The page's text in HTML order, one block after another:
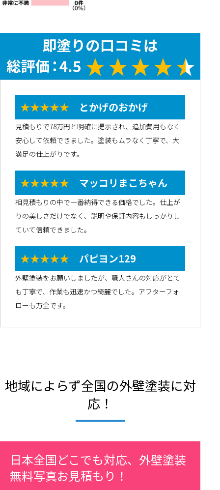
★★★★★ とかげのおかげ
見積もりで78万円と明確に提示され、追加費用もなく
安心して依頼できました。塗装もムラなく丁寧で、大
満足の仕上がりです。
★★★★★ マッコリまこちゃん
相見積もりの中で一番納得できる価格でした。仕上が
りの美しさだけでなく、説明や保証内容もしっかりし
ていて信頼できました。
★★★★★ パピヨン129
外壁塗装をお願いしましたが、職人さんの対応がとて
も丁寧で、作業も迅速かつ綺麗でした。アフターフォ
ローも万全です。
地域によらず全国の外壁塗装に対
応！
日本全国どこでも対応、外壁塗装
無料写真お見積もり！